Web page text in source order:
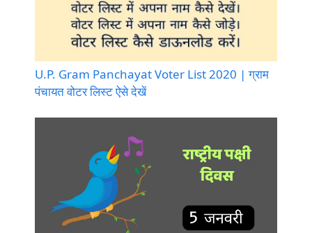
U.P. Gram Panchayat Voter List 2020 | ग्राम
पंचायत वोटर लिस्ट ऐसे देखें